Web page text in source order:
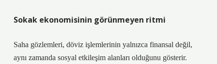
Sokak ekonomisinin görünmeyen ritmi
Saha gözlemleri, döviz işlemlerinin yalnızca finansal değil,
aynı zamanda sosyal etkileşim alanları olduğunu gösterir.